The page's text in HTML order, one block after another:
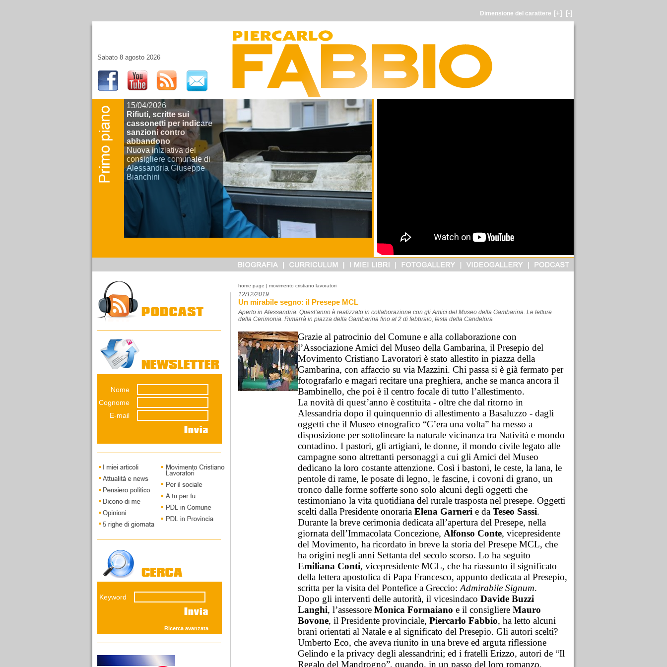
Dimensione del carattere
Sabato 8 agosto 2026
15/04/2026
Rifiuti, scritte sui
cassonetti per indicare
sanzioni contro
abbandono
Nuova iniziativa del
consigliere comunale di
Alessandria Giuseppe
Bianchini
Referendum sulla
perché pensare non è
vietato.
Una riflessione di
Emiliana Conti. Il
guerra...
12/03/2026
La lunga impronta del
dissesto
Una decisione presa nel
luglio 2012 pesa ancora
Piercarlo Fabbio di
Massimo Taggiasco
12/03/2026
savana giudiziaria
Il fronte del NO presenta
grandi interpreti della
concezione elastica della
custodia cautelare. Mentre
i giovani del SI' andranno
Nome
Cognome
E-mail
Keyword
Ricerca avanzata
home page | movimento cristiano lavoratori
12/12/2019
Un mirabile segno: il Presepe MCL
Aperto in Alessandria. Quest’anno è realizzato in collaborazione con gli Amici del Museo della Gambarina. Le letture
della Cerimonia. Rimarrà in piazza della Gambarina fino al 2 di febbraio, festa della Candelora
Grazie al patrocinio del Comune e alla collaborazione con
l’Associazione Amici del Museo della Gambarina, il Presepio del
Movimento Cristiano Lavoratori è stato allestito in piazza della
Gambarina, con affaccio su via Mazzini. Chi passa si è già fermato per
fotografarlo e magari recitare una preghiera, anche se manca ancora il
Bambinello, che poi è il centro focale di tutto l’allestimento.
La novità di quest’anno è costituita - oltre che dal ritorno in
Alessandria dopo il quinquennio di allestimento a Basaluzzo - dagli
oggetti che il Museo etnografico “C’era una volta” ha messo a
disposizione per sottolineare la naturale vicinanza tra Natività e mondo
contadino. I pastori, gli artigiani, le donne, il mondo civile legato alle
campagne sono altrettanti personaggi a cui gli Amici del Museo
dedicano la loro costante attenzione. Così i bastoni, le ceste, la lana, le
pentole di rame, le posate di legno, le fascine, i covoni di grano, un
tronco dalle forme sofferte sono solo alcuni degli oggetti che
testimoniano la vita quotidiana del rurale trasposta nel presepe. Oggetti
scelti dalla Presidente onoraria Elena Garneri e da Teseo Sassi.
Durante la breve cerimonia dedicata all’apertura del Presepe, nella
giornata dell’Immacolata Concezione, Alfonso Conte, vicepresidente
del Movimento, ha ricordato in breve la storia del Presepe MCL, che
ha origini negli anni Settanta del secolo scorso. Lo ha seguito
Emiliana Conti, vicepresidente MCL, che ha riassunto il significato
della lettera apostolica di Papa Francesco, appunto dedicata al Presepio,
scritta per la visita del Pontefice a Greccio: Admirabile Signum.
Dopo gli interventi delle autorità, il vicesindaco Davide Buzzi
Langhi, l’assessore Monica Formaiano e il consigliere Mauro
Bovone, il Presidente provinciale, Piercarlo Fabbio, ha letto alcuni
brani orientati al Natale e al significato del Presepio. Gli autori scelti?
Umberto Eco, che aveva riunito in una breve ed arguta riflessione
Gelindo e la privacy degli alessandrini; ed i fratelli Erizzo, autori de “Il
Regalo del Mandrogno”, quando, in un passo del loro romanzo,